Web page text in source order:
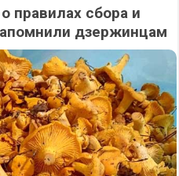
правилах сбора и
дзержинцам